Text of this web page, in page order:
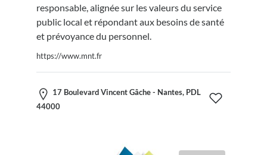
responsable, alignée sur les valeurs du service
public local et répondant aux besoins de santé
et prévoyance du personnel.
https://www.mnt.fr
17 Boulevard Vincent Gâche - Nantes, PDL
44000